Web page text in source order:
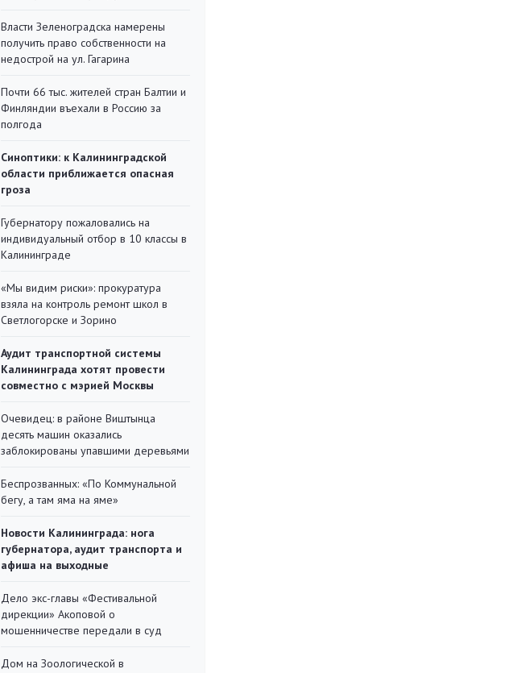
Власти Зеленоградска намерены
получить право собственности на
недострой на ул. Гагарина
Почти 66 тыс. жителей стран Балтии и
Финляндии въехали в Россию за
полгода
Синоптики: к Калининградской
области приближается опасная
гроза
Губернатору пожаловались на
индивидуальный отбор в 10 классы в
Калининграде
«Мы видим риски»: прокуратура
взяла на контроль ремонт школ в
Светлогорске и Зорино
Аудит транспортной системы
Калининграда хотят провести
совместно с мэрией Москвы
Очевидец: в районе Виштынца
десять машин оказались
заблокированы упавшими деревьями
Беспрозванных: «По Коммунальной
бегу, а там яма на яме»
Новости Калининграда: нога
губернатора, аудит транспорта и
афиша на выходные
Дело экс-главы «Фестивальной
дирекции» Акоповой о
мошенничестве передали в суд
Дом на Зоологической в